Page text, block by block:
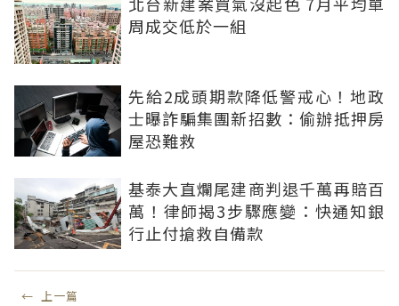
周成交低於一組
先給2成頭期款降低警戒心！地政
士曝詐騙集團新招數：偷辦抵押房
屋恐難救
基泰大直爛尾建商判退千萬再賠百
萬！律師揭3步驟應變：快通知銀
行止付搶救自備款
← 上一篇